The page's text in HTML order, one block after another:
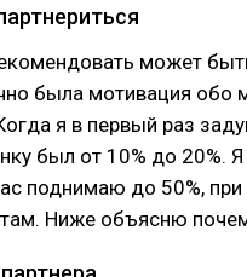
может
была мотивация обо
я в первый раз
был от 10% до 20%.
поднимаю до 50%, при
Ниже объясню